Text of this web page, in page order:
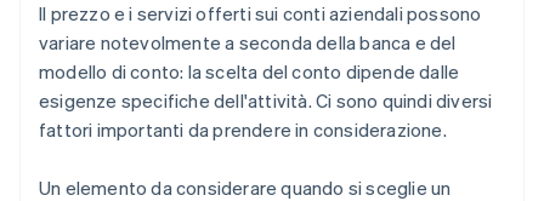
Il prezzo e i servizi offerti sui conti aziendali possono
variare notevolmente a seconda della banca e del
modello di conto: la scelta del conto dipende dalle
esigenze specifiche dell'attività. Ci sono quindi diversi
fattori importanti da prendere in considerazione.
Un elemento da considerare quando si sceglie un